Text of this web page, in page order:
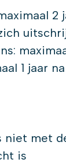
2
1 jaar
niet met
is